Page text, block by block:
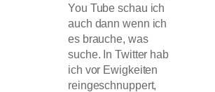
You Tube schau ich
auch dann wenn ich
es brauche, was
suche. In Twitter hab
ich vor Ewigkeiten
reingeschnuppert,